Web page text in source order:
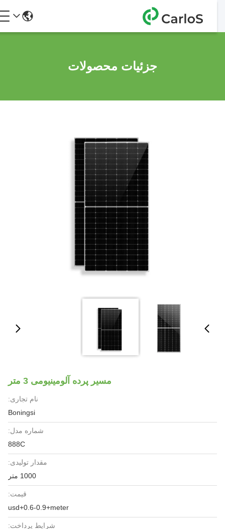
جزئیات محصولات
مسیر پرده آلومینیومی 3 متر
نام تجاری:
Boningsi
شماره مدل:
888C
مقدار تولیدی:
1000 متر
قیمت:
usd+0.6-0.9+meter
شرایط پرداخت: